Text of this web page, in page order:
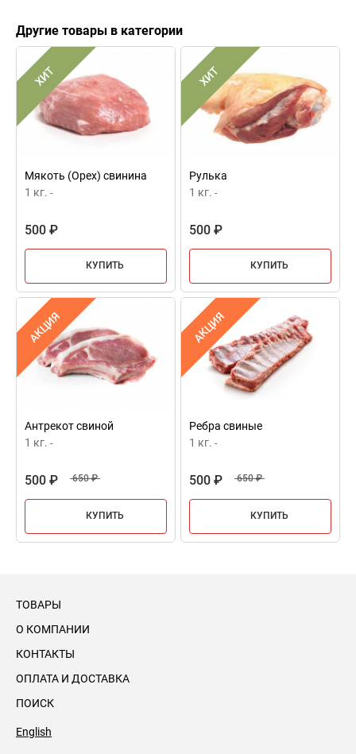
Другие товары в категории
ХИТ
Мякоть (Орех) свинина
1 кг. -
500 ₽
КУПИТЬ
ХИТ
Рулька
1 кг. -
500 ₽
КУПИТЬ
АКЦИЯ
Антрекот свиной
1 кг. -
500 ₽ 650 ₽
КУПИТЬ
АКЦИЯ
Ребра свиные
1 кг. -
500 ₽ 650 ₽
КУПИТЬ
ТОВАРЫ
О КОМПАНИИ
КОНТАКТЫ
ОПЛАТА И ДОСТАВКА
ПОИСК
English